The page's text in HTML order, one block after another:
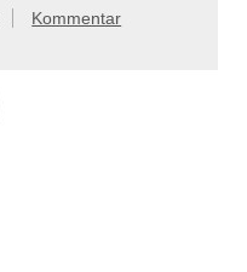
Kommentar